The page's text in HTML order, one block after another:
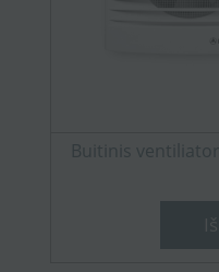
Buitinis